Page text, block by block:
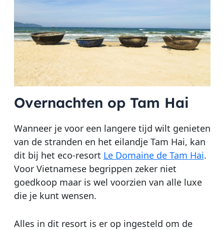
Overnachten op Tam Hai
Wanneer je voor een langere tijd wilt genieten
van de stranden en het eilandje Tam Hai, kan
dit bij het eco-resort Le Domaine de Tam Hai.
Voor Vietnamese begrippen zeker niet
goedkoop maar is wel voorzien van alle luxe
die je kunt wensen.
Alles in dit resort is er op ingesteld om de